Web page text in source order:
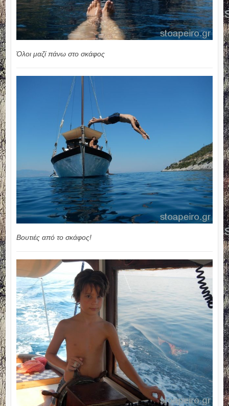
Όλοι μαζί πάνω στο σκάφος
Βουτιές από το σκάφος!